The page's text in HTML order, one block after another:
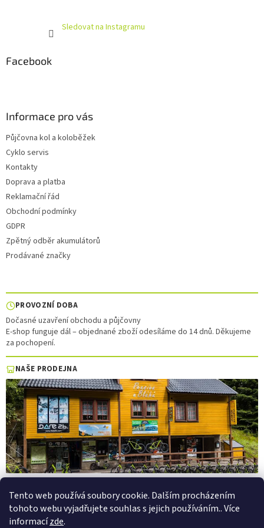
Tento web používá soubory cookie. Dalším procházením
tohoto webu vyjadřujete souhlas s jejich používáním.. Více
informacízde.
Sledovat na Instagramu
Facebook
Informace pro vás
Půjčovna kol a koloběžek
Cyklo servis
Kontakty
Doprava a platba
Reklamační řád
Obchodní podmínky
GDPR
Zpětný odběr akumulátorů
Prodávané značky
PROVOZNÍ DOBA
Dočasné uzavření obchodu a půjčovny
E-shop funguje dál – objednané zboží odesíláme do 14 dnů. Děkujeme
za pochopení.
NAŠE PRODEJNA
Vytvořil Shoptet